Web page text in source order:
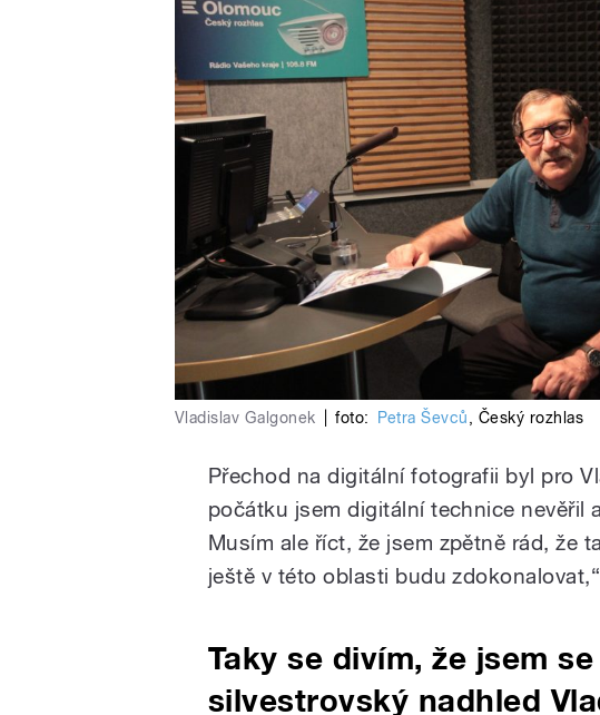
Vladislav Galgonek foto: Petra Ševců, Český rozhlas
Přechod na digitální fotografii byl pro
počátku jsem digitální technice nevěřil
Musím ale říct, že jsem zpětně rád, že
ještě v této oblasti budu
Taky se divím, že jsem
silvestrovský nadhled